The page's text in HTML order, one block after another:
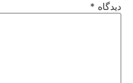
دیدگاه *